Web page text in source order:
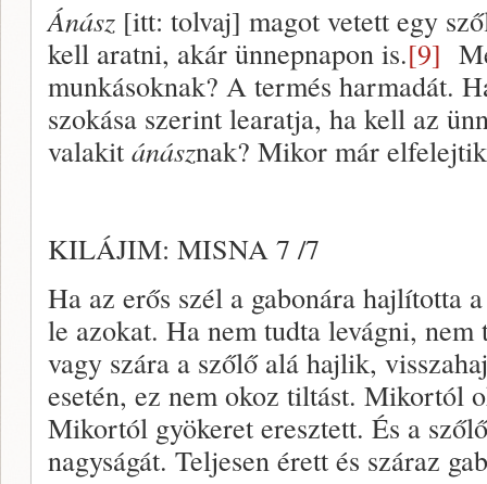
Ánász [itt: tolvaj] magot vetett egy
kell aratni, akár ünnepnapon is.[9]
munkásoknak? A termés harmadát.
szokása szerint learatja, ha kell az
valakit ánásznak? Mikor már
KILÁJIM: MISNA 7 /7
Ha az erős szél a gabonára hajlította
le azokat. Ha nem tudta levágni, nem
vagy szára a szőlő alá hajlik,
esetén, ez nem okoz tiltást. Mikortól
Mikortól gyökeret eresztett. És a
nagyságát. Teljesen érett és száraz